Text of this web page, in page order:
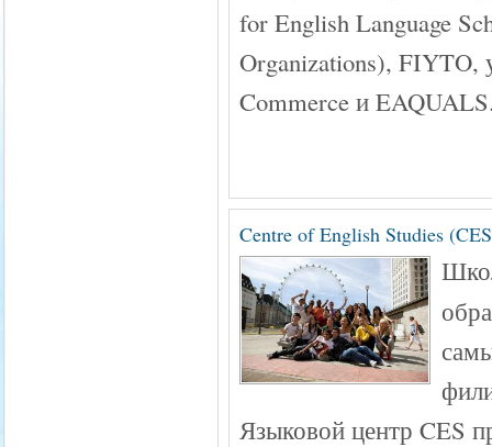
for English Language
Organizations), FIYTO,
Commerce и
Centre of English Studies
Языковой центр CES